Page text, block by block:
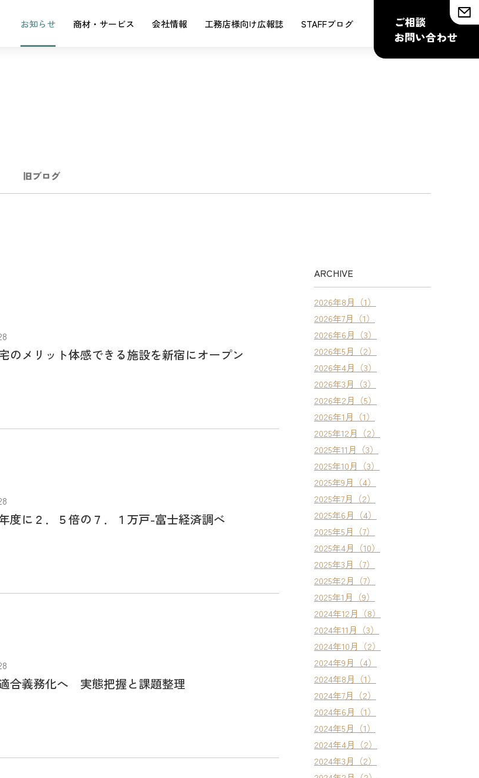
お知らせ 商材・サービス 会社情報 工務店様向け広報誌 STAFFブログ
ご相談
お問い合わせ
旧ブログ
のメリット体感できる施設を新宿にオープン
度に２．５倍の７．１万戸-富士経済調べ
合義務化へ 実態把握と課題整理
ARCHIVE
2026年8月（1）
2026年7月（1）
2026年6月（3）
2026年5月（2）
2026年4月（3）
2026年3月（3）
2026年2月（5）
2026年1月（1）
2025年12月（2）
2025年11月（3）
2025年10月（3）
2025年9月（4）
2025年7月（2）
2025年6月（4）
2025年5月（7）
2025年4月（10）
2025年3月（7）
2025年2月（7）
2025年1月（9）
2024年12月（8）
2024年11月（3）
2024年10月（2）
2024年9月（4）
2024年8月（1）
2024年7月（2）
2024年6月（1）
2024年5月（1）
2024年4月（2）
2024年3月（2）